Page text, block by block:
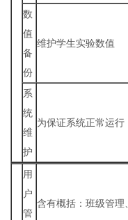
数
值
备
份
维护学生实验数值
系
统
维
护
为保证系统正常运行
用
户
管
含有概括：班级管